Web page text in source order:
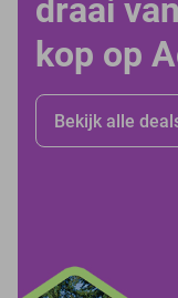
draai
kop op
Bekijk alle